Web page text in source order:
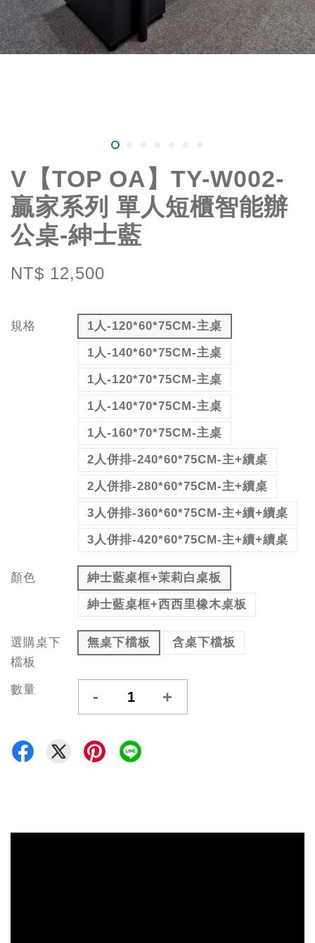
V【TOP OA】TY-W002-
贏家系列 單人短櫃智能辦
公桌-紳士藍
NT$ 12,500
規格
1人-120*60*75CM-主桌
1人-140*60*75CM-主桌
1人-120*70*75CM-主桌
1人-140*70*75CM-主桌
1人-160*70*75CM-主桌
2人併排-240*60*75CM-主+續桌
2人併排-280*60*75CM-主+續桌
3人併排-360*60*75CM-主+續+續桌
3人併排-420*60*75CM-主+續+續桌
顏色
紳士藍桌框+茉莉白桌板
紳士藍桌框+西西里橡木桌板
選購桌下
檔板
無桌下檔板 含桌下檔板
數量 - +